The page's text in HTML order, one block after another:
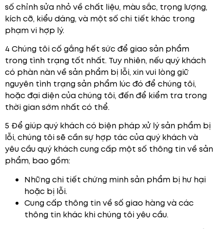
số chỉnh sửa nhỏ về chất liệu, màu sắc, trọng lượng,
kích cỡ, kiểu dáng, và một số chi tiết khác trong
phạm vi hợp lý.
4 Chúng tôi cố gắng hết sức để giao sản phẩm
trong tình trạng tốt nhất. Tuy nhiên, nếu quý khách
có phàn nàn về sản phẩm bị lỗi, xin vui lòng giữ
nguyên tình trạng sản phẩm lúc đó để chúng tôi,
hoặc đại diện của chúng tôi, đến để kiểm tra trong
thời gian sớm nhất có thể.
5 Để giúp quý khách có biện pháp xử lý sản phẩm bị
lỗi, chúng tôi sẽ cần sự hợp tác của quý khách và
yêu cầu quý khách cung cấp một số thông tin về sản
phẩm, bao gồm:
Những chi tiết chứng minh sản phẩm bị hư hại
hoặc bị lỗi.
Cung cấp thông tin về số giao hàng và các
thông tin khác khi chúng tôi yêu cầu.